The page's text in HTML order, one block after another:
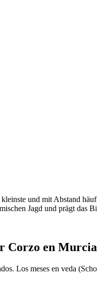
und mit Abstand
Jagd und prägt das
Corzo en
Los meses en veda